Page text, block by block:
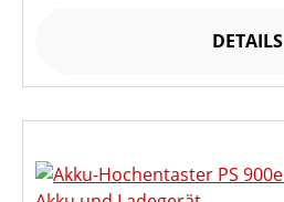
DETAILS